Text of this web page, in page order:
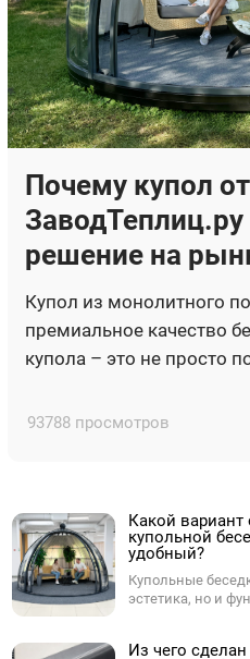
Почему купол от
решение на
Купол из монолитного
премиальное качество
купола – это не просто
93788 просмотров
Какой вариант
купольной
удобный?
Купольные
эстетика, но и
открывания. От
Из чего сделан